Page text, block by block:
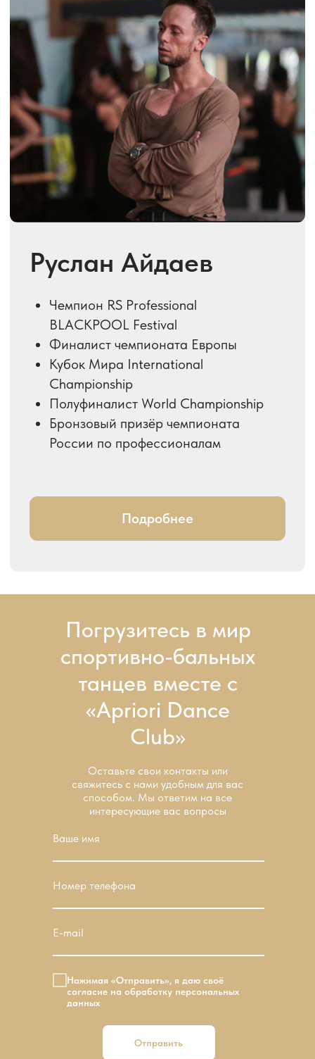
Погрузитесь в мир
спортивно-бальных
танцев вместе с
«Apriori Dance
Club»
Оставьте свои контакты или
свяжитесь с нами удобным для вас
способом. Мы ответим на все
интересующие вас вопросы
Ваше имя
Номер телефона
E-mail
Нажимая «Отправить», я даю своё
согласие на обработку персональных
данных
Отправить